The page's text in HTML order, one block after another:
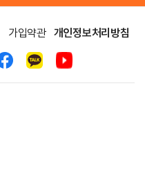
가입약관 개인정보처리방침